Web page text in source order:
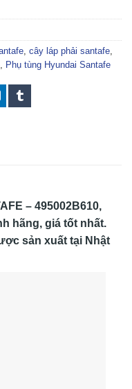
cây láp phải santafe
Phụ tùng Hyundai Santafe
– 495002B610,
hãng, giá tốt nhất.
sản xuất tại Nhật